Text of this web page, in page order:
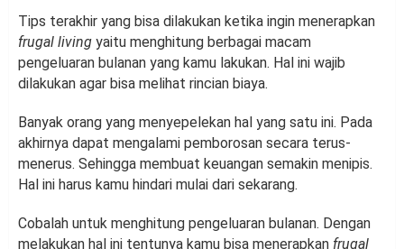
Tips terakhir yang bisa dilakukan ketika ingin menerapkan
frugal living yaitu menghitung berbagai macam
pengeluaran bulanan yang kamu lakukan. Hal ini wajib
dilakukan agar bisa melihat rincian biaya.
Banyak orang yang menyepelekan hal yang satu ini. Pada
akhirnya dapat mengalami pemborosan secara terus-
menerus. Sehingga membuat keuangan semakin menipis.
Hal ini harus kamu hindari mulai dari sekarang.
Cobalah untuk menghitung pengeluaran bulanan. Dengan
melakukan hal ini tentunya kamu bisa menerapkan frugal